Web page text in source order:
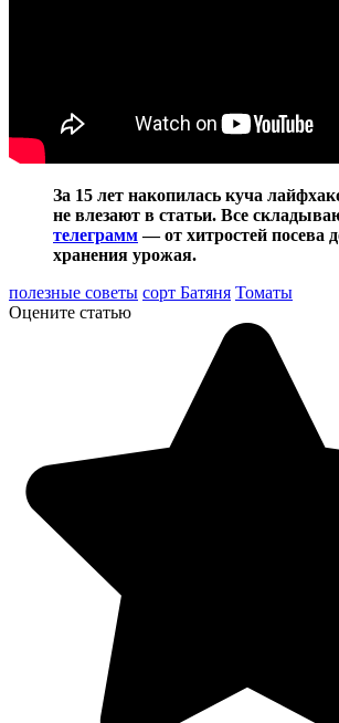
За 15 лет накопилась куча
не влезают в статьи. Все
телеграмм— от хитростей посева
хранения урожая.
полезные советы сорт Батяня Томаты
Оцените статью